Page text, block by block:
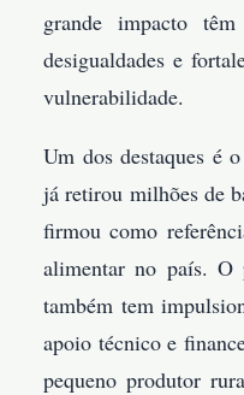
grande impacto
desigualdades e
vulnerabilidade.
Um dos destaques é
já retirou milhões de
firmou como
alimentar no país. O
também tem
apoio técnico e
pequeno produtor